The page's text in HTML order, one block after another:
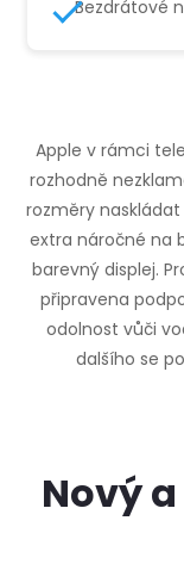
Bezdrátové
Apple v rámci
rozhodně
rozměry
extra náročné na
barevný displej.
připravena
odolnost vůči
dalšího se
Nový